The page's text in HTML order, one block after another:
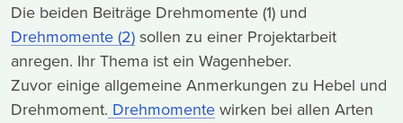
Die beiden Beiträge Drehmomente (1) und
Drehmomente (2)sollen zu einer Projektarbeit
anregen. Ihr Thema ist ein Wagenheber.
Zuvor einige allgemeine Anmerkungen zu Hebel und
Drehmoment. Drehmomentewirken bei allen Arten